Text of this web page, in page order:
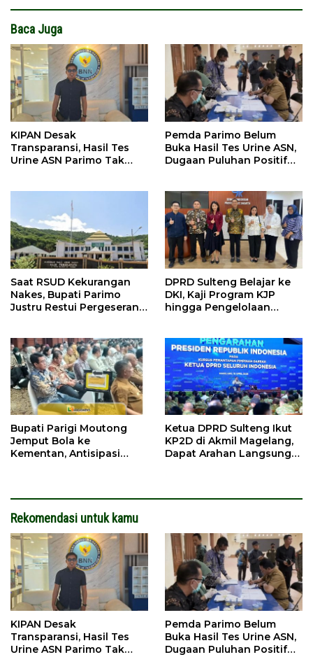
Baca Juga
KIPAN Desak
Transparansi, Hasil Tes
Urine ASN Parimo Tak
Pemda Parimo Belum
Buka Hasil Tes Urine ASN,
Dugaan Puluhan Positif
Saat RSUD Kekurangan
Nakes, Bupati Parimo
Justru Restui Pergeseran 5
DPRD Sulteng Belajar ke
DKI, Kaji Program KJP
hingga Pengelolaan
Bupati Parigi Moutong
Jemput Bola ke
Kementan, Antisipasi
Ketua DPRD Sulteng Ikut
KP2D di Akmil Magelang,
Dapat Arahan Langsung
Rekomendasi untuk kamu
KIPAN Desak
Transparansi, Hasil Tes
Urine ASN Parimo Tak
Pemda Parimo Belum
Buka Hasil Tes Urine ASN,
Dugaan Puluhan Positif